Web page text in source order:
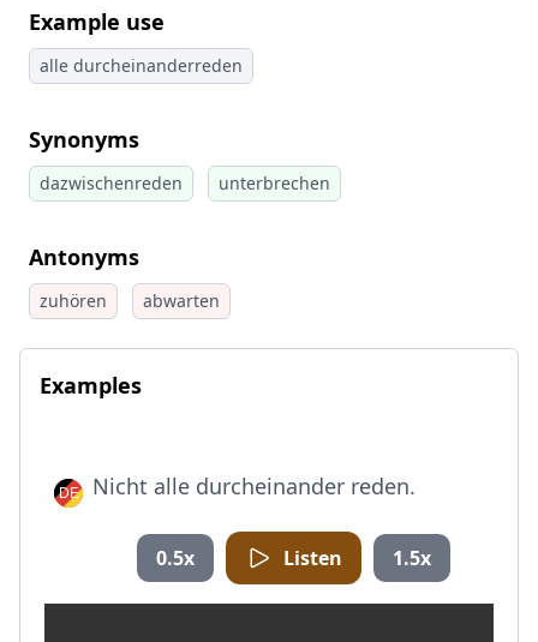
Example use
alle durcheinanderreden
Synonyms
dazwischenreden unterbrechen
Antonyms
zuhören abwarten
Examples
Nicht alle durcheinander reden.
0.5x Listen 1.5x